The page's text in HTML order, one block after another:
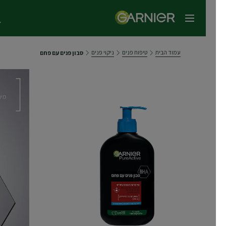
תפריט ראשי
עמוד הבית טיפוח פנים ניקוי פנים סבון פנים עם פחם